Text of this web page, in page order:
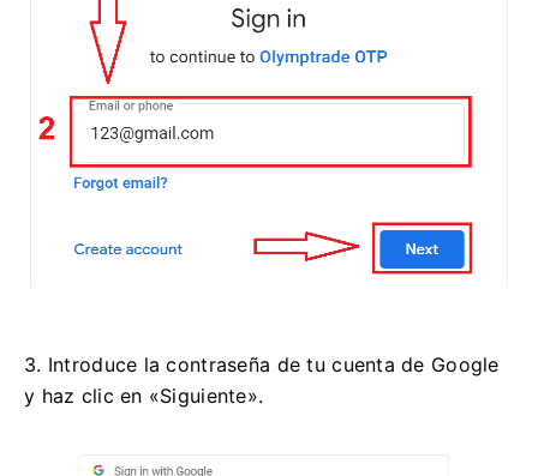
3. Introduce la contraseña de tu cuenta de Google
y haz clic en «Siguiente».